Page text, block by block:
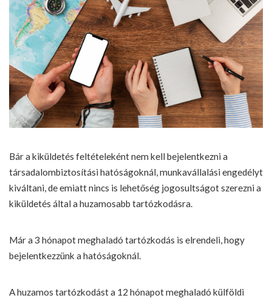
Bár a kiküldetés feltételeként nem kell bejelentkezni a
társadalombiztosítási hatóságoknál, munkavállalási engedélyt
kiváltani, de emiatt nincs is lehetőség jogosultságot szerezni a
kiküldetés által a huzamosabb tartózkodásra.
Már a 3 hónapot meghaladó tartózkodás is elrendeli, hogy
bejelentkezzünk a hatóságoknál.
A huzamos tartózkodást a 12 hónapot meghaladó külföldi